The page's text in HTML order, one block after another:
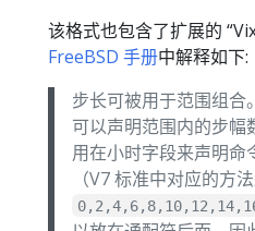
该格式也包含了扩展的
FreeBSD 手册中解释如下:
步长可被用于范围组合
可以声明范围内的步幅
用在小时字段来声明命
（V7 标准中对应的方